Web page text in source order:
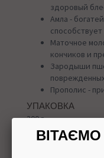
здоровый
Амла -
Маточное
кончиков и
Зародыши
Прополис -
УПАКОВКА
300 г